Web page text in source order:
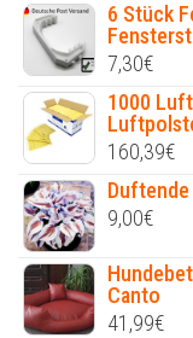
6 Stück
7,30€
1000
160,39€
9,00€
Canto
41,99€